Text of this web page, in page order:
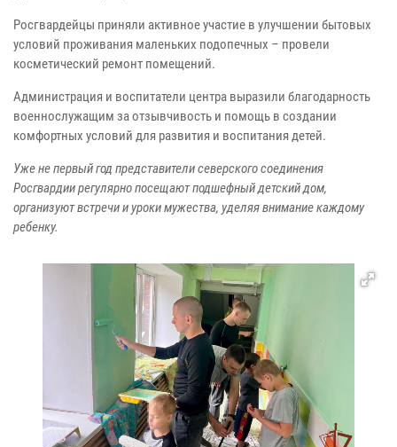
Росгвардейцы приняли активное участие в улучшении бытовых
условий проживания маленьких подопечных – провели
косметический ремонт помещений.
Администрация и воспитатели центра выразили благодарность
военнослужащим за отзывчивость и помощь в создании
комфортных условий для развития и воспитания детей.
Уже не первый год представители северского соединения
Росгвардии регулярно посещают подшефный детский дом,
организуют встречи и уроки мужества, уделяя внимание каждому
ребенку.